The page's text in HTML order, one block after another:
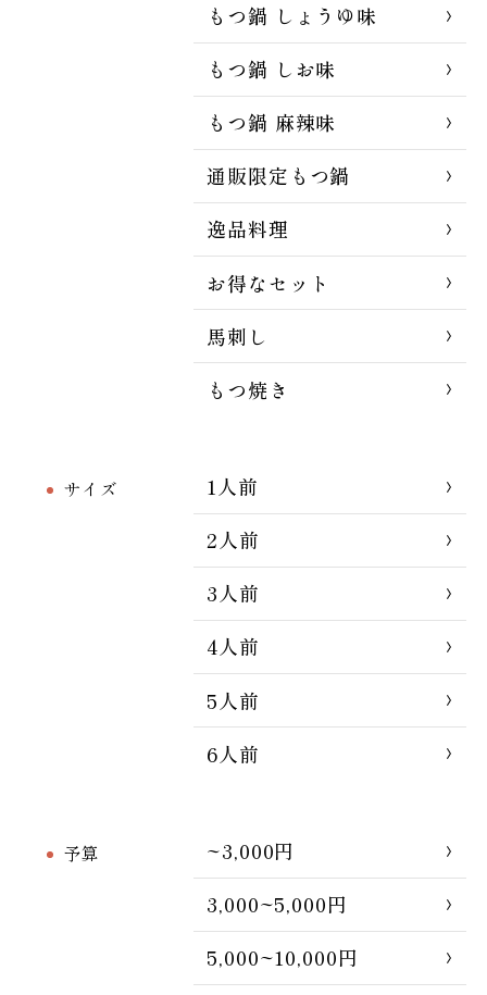
もつ鍋 しょうゆ味
もつ鍋 しお味
もつ鍋 麻辣味
通販限定もつ鍋
逸品料理
お得なセット
馬刺し
もつ焼き
サイズ
1人前
2人前
3人前
4人前
5人前
6人前
予算
~3,000円
3,000~5,000円
5,000~10,000円